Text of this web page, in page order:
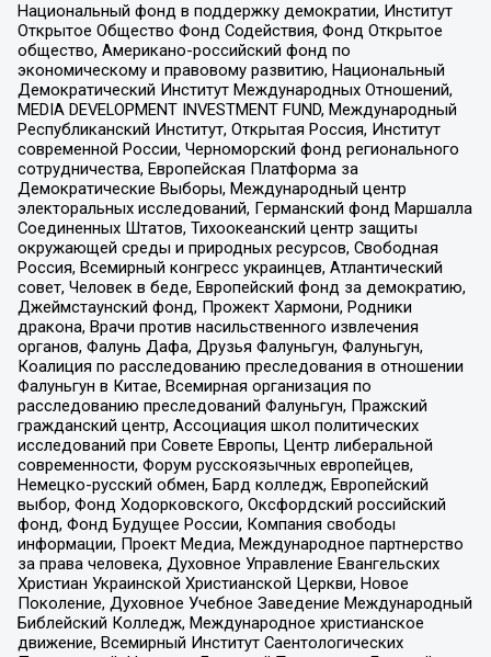
Национальный фонд в поддержку демократии, Институт
Открытое Общество Фонд Содействия, Фонд Открытое
общество, Американо-российский фонд по
экономическому и правовому развитию, Национальный
Демократический Институт Международных Отношений,
MEDIA DEVELOPMENT INVESTMENT FUND, Международный
Республиканский Институт, Открытая Россия, Институт
современной России, Черноморский фонд регионального
сотрудничества, Европейская Платформа за
Демократические Выборы, Международный центр
электоральных исследований, Германский фонд Маршалла
Соединенных Штатов, Тихоокеанский центр защиты
окружающей среды и природных ресурсов, Свободная
Россия, Всемирный конгресс украинцев, Атлантический
совет, Человек в беде, Европейский фонд за демократию,
Джеймстаунский фонд, Прожект Хармони, Родники
дракона, Врачи против насильственного извлечения
органов, Фалунь Дафа, Друзья Фалуньгун, Фалуньгун,
Коалиция по расследованию преследования в отношении
Фалуньгун в Китае, Всемирная организация по
расследованию преследований Фалуньгун, Пражский
гражданский центр, Ассоциация школ политических
исследований при Совете Европы, Центр либеральной
современности, Форум русскоязычных европейцев,
Немецко-русский обмен, Бард колледж, Европейский
выбор, Фонд Ходорковского, Оксфордский российский
фонд, Фонд Будущее России, Компания свободы
информации, Проект Медиа, Международное партнерство
за права человека, Духовное Управление Евангельских
Христиан Украинской Христианской Церкви, Новое
Поколение, Духовное Учебное Заведение Международный
Библейский Колледж, Международное христианское
движение, Всемирный Институт Саентологических